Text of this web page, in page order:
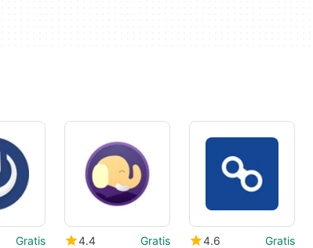
Gratis 4.4 Gratis 4.6 Gratis